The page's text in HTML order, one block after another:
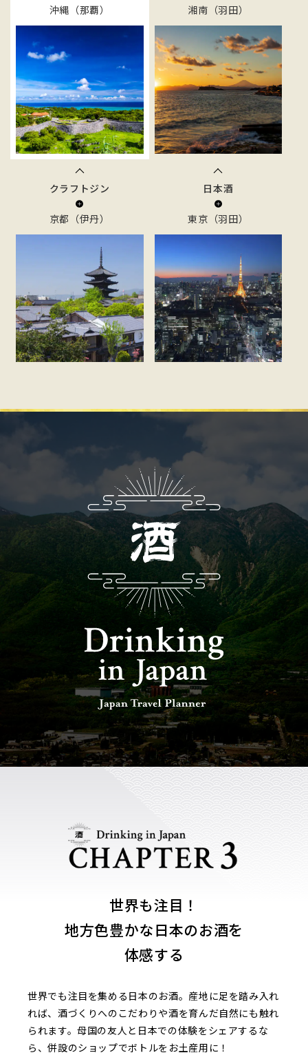
沖縄（那覇） 湘南（羽田）
クラフトジン
京都（伊丹）
日本酒
東京（羽田）
世界も注目！
地方色豊かな日本のお酒を
体感する
世界でも注目を集める日本のお酒。産地に足を踏み入れ
れば、酒づくりへのこだわりや酒を育んだ自然にも触れ
られます。母国の友人と日本での体験をシェアするな
ら、併設のショップでボトルをお土産用に！